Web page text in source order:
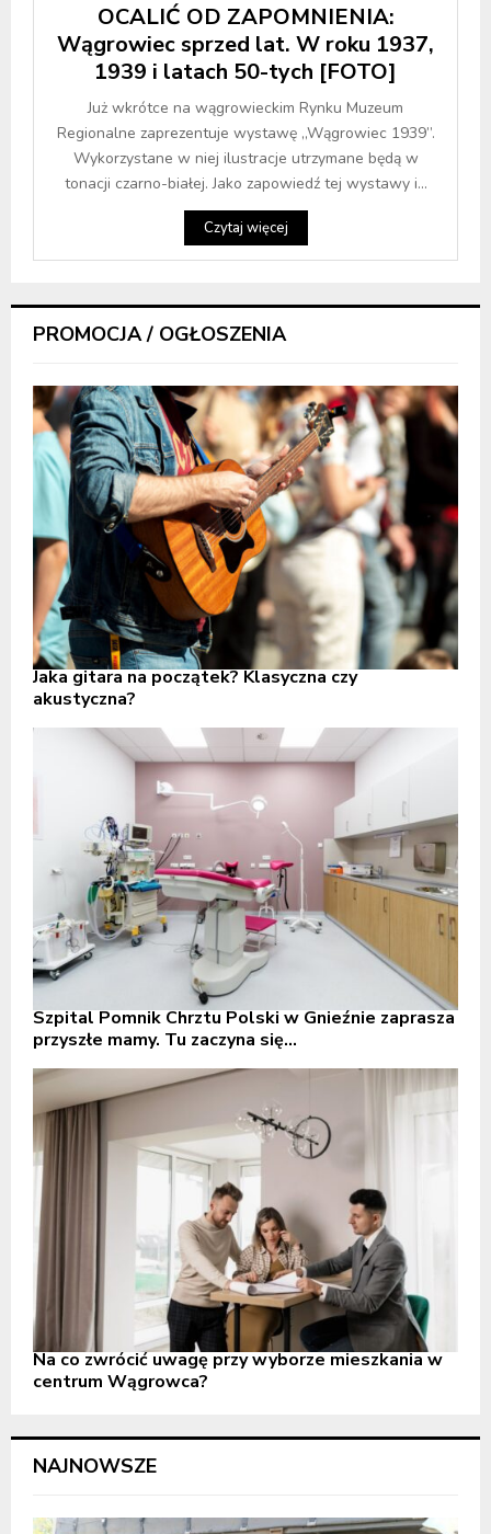
OCALIĆ OD ZAPOMNIENIA:
Wągrowiec sprzed lat. W roku 1937,
1939 i latach 50-tych [FOTO]
Już wkrótce na wągrowieckim Rynku Muzeum
Regionalne zaprezentuje wystawę „Wągrowiec 1939”.
Wykorzystane w niej ilustracje utrzymane będą w
tonacji czarno-białej. Jako zapowiedź tej wystawy i...
Czytaj więcej
PROMOCJA / OGŁOSZENIA
Jaka gitara na początek? Klasyczna czy
akustyczna?
Szpital Pomnik Chrztu Polski w Gnieźnie zaprasza
przyszłe mamy. Tu zaczyna się...
Na co zwrócić uwagę przy wyborze mieszkania w
centrum Wągrowca?
NAJNOWSZE